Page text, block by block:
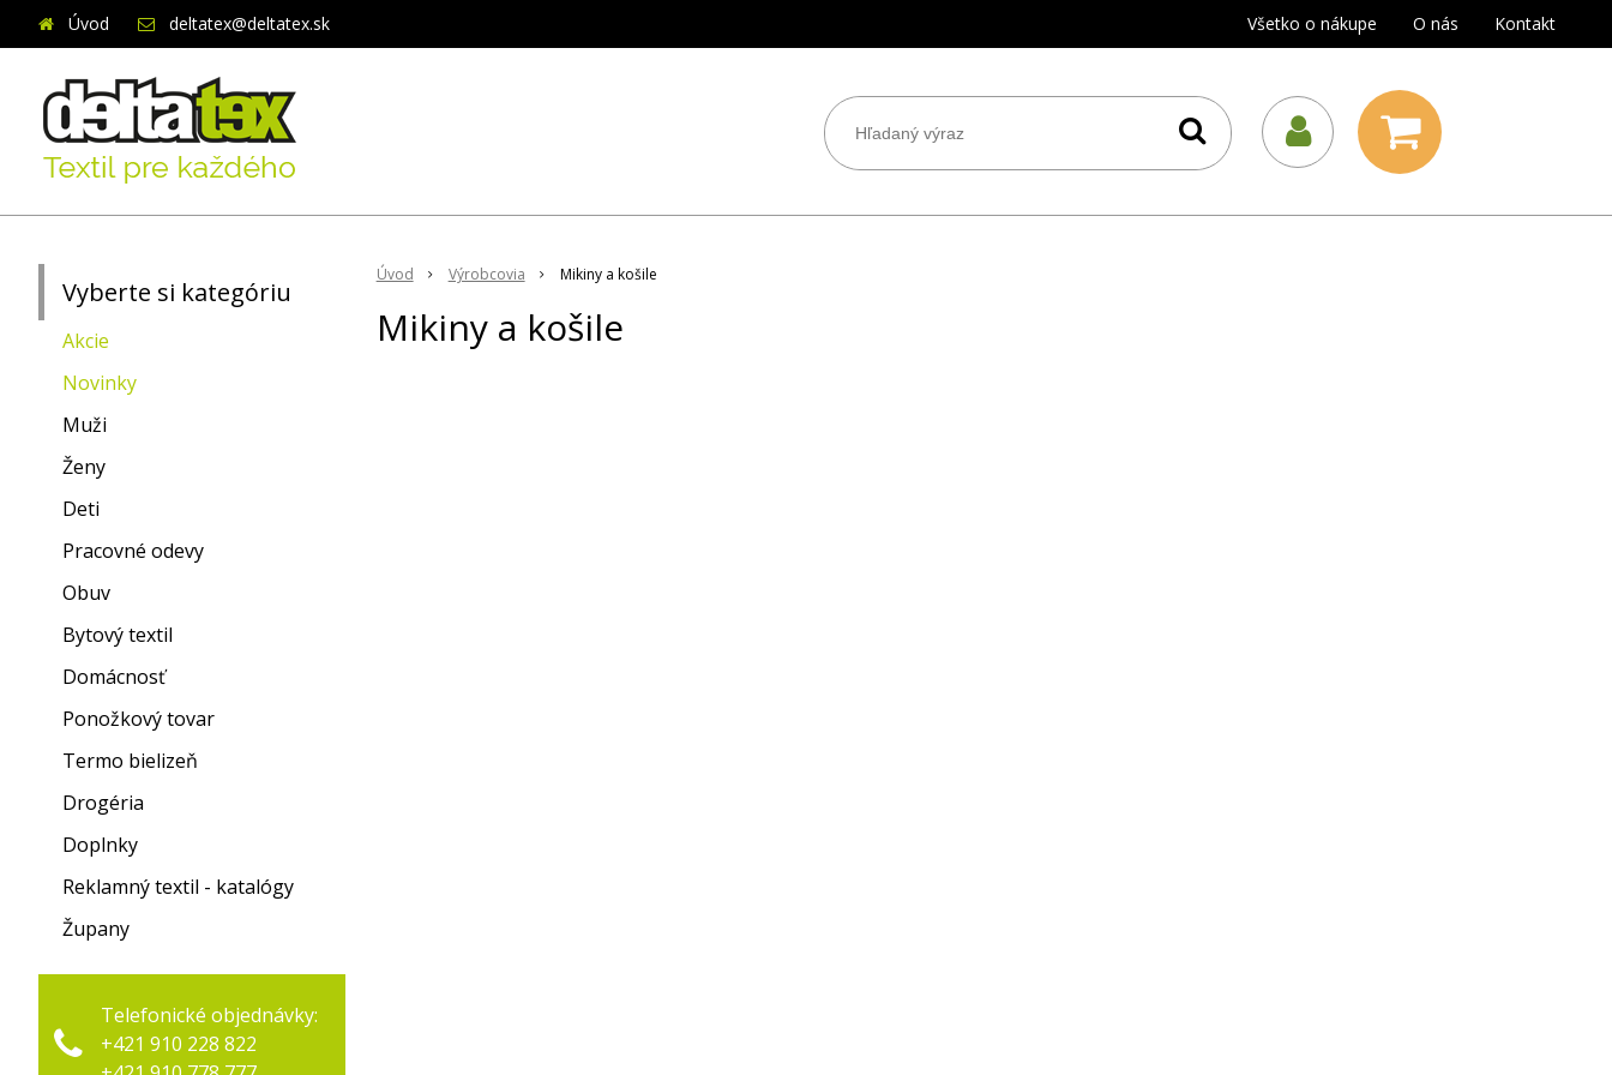
Úvod deltatex@deltatex.sk Všetko o nákupe O nás Kontakt
Úvod Výrobcovia Mikiny a košile
Mikiny a košile
Vyberte si kategóriu
Akcie
Novinky
Muži
Ženy
Deti
Pracovné odevy
Obuv
Bytový textil
Domácnosť
Ponožkový tovar
Termo bielizeň
Drogéria
Doplnky
Reklamný textil - katalógy
Župany
Telefonické objednávky:
+421 910 228 822